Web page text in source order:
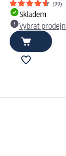
(99)
Skladem
Vybrat